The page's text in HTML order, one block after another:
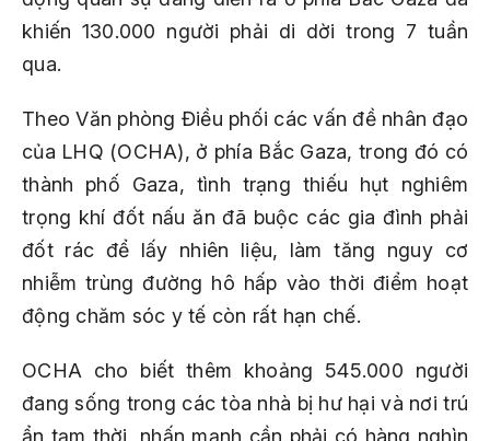
khiến 130.000 người phải di dời trong 7 tuần
qua.
Theo Văn phòng Điều phối các vấn đề nhân đạo
của LHQ (OCHA), ở phía Bắc Gaza, trong đó có
thành phố Gaza, tình trạng thiếu hụt nghiêm
trọng khí đốt nấu ăn đã buộc các gia đình phải
đốt rác để lấy nhiên liệu, làm tăng nguy cơ
nhiễm trùng đường hô hấp vào thời điểm hoạt
động chăm sóc y tế còn rất hạn chế.
OCHA cho biết thêm khoảng 545.000 người
đang sống trong các tòa nhà bị hư hại và nơi trú
ẩn tạm thời, nhấn mạnh cần phải có hàng nghìn